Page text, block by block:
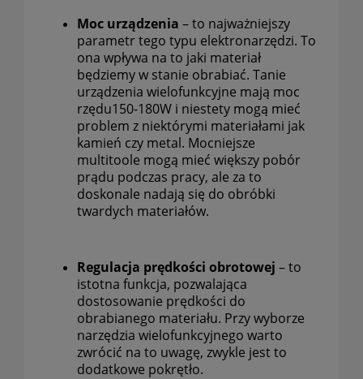
Moc urządzenia – to najważniejszy
parametr tego typu elektronarzędzi. To
ona wpływa na to jaki materiał
będziemy w stanie obrabiać. Tanie
urządzenia wielofunkcyjne mają moc
rzędu150-180W i niestety mogą mieć
problem z niektórymi materiałami jak
kamień czy metal. Mocniejsze
multitoole mogą mieć większy pobór
prądu podczas pracy, ale za to
doskonale nadają się do obróbki
twardych materiałów.
Regulacja prędkości obrotowej – to
istotna funkcja, pozwalająca
dostosowanie prędkości do
obrabianego materiału. Przy wyborze
narzędzia wielofunkcyjnego warto
zwrócić na to uwagę, zwykle jest to
dodatkowe pokrętło.